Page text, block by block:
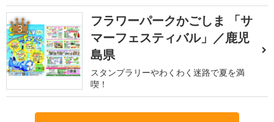
3
フラワーパークかごしま 「サ
マーフェスティバル」／鹿児
島県
スタンプラリーやわくわく迷路で夏を満
喫！